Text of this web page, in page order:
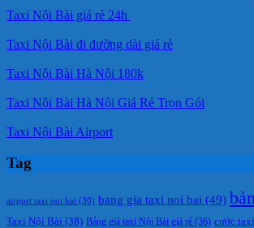
Taxi Nội Bài giá rẻ 24h
Taxi Nội Bài đi đường dài giá rẻ
Taxi Nội Bài Hà Nội 180k
Taxi Nội Bài Hà Nội Giá Rẻ Trọn Gói
Taxi Nội Bài Airport
Tag
airport taxi noi bai (30) bang gia taxi noi bai (49)
Taxi Nội Bài (38) Bảng giá taxi Nội Bài giá rẻ (36) cước